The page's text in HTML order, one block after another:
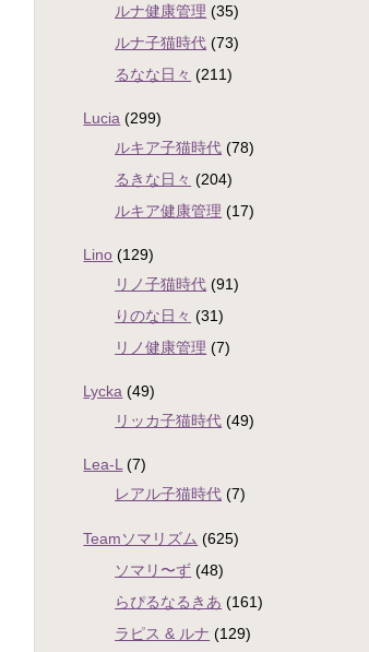
ルナ健康管理 (35)
ルナ子猫時代 (73)
るなな日々 (211)
Lucia (299)
ルキア子猫時代 (78)
るきな日々 (204)
ルキア健康管理 (17)
Lino (129)
リノ子猫時代 (91)
りのな日々 (31)
リノ健康管理 (7)
Lycka (49)
リッカ子猫時代 (49)
Lea-L(7)
レアル子猫時代 (7)
Teamソマリズム (625)
ソマリ〜ず (48)
らぴるなるきあ (161)
ラピス & ルナ (129)